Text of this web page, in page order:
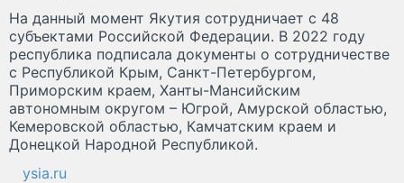
На данный момент Якутия сотрудничает с 48
субъектами Российской Федерации. В 2022 году
республика подписала документы о сотрудничестве
с Республикой Крым, Санкт-Петербургом,
Приморским краем, Ханты-Мансийским
автономным округом – Югрой, Амурской областью,
Кемеровской областью, Камчатским краем и
Донецкой Народной Республикой.
ysia.ru